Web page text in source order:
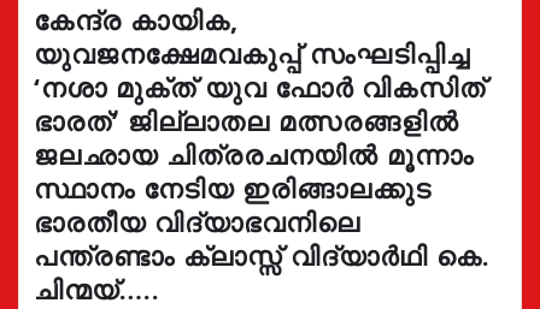
കേന്ദ്ര കായിക,
യുവജനക്ഷേമവകുപ്പ് സംഘടിപ്പിച്ച
‘നശാ മുക്ത് യുവ ഫോർ വികസിത്
ഭാരത്’ ജില്ലാതല മത്സരങ്ങളിൽ
ജലഛായ ചിത്രരചനയിൽ മൂന്നാം
സ്ഥാനം നേടിയ ഇരിങ്ങാലക്കുട
ഭാരതീയ വിദ്യാഭവനിലെ
പന്ത്രണ്ടാം ക്ലാസ്സ് വിദ്യാർഥി കെ.
ചിന്മയ്…..